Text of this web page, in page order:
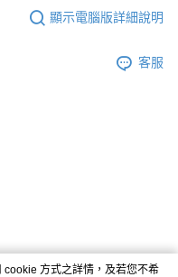
顯示電腦版詳細說明
客服
方式之詳情，及若您不希